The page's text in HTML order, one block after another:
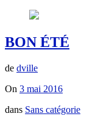
BON ÉTÉ
de dville
On 3 mai 2016
dans Sans catégorie